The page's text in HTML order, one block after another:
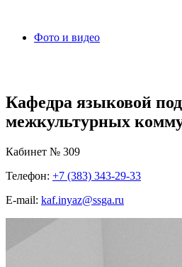
Фото и видео
Кафедра языковой
межкультурных
Кабинет № 309
Телефон: +7 (383) 343-29-33
E-mail: kaf.inyaz@ssga.ru